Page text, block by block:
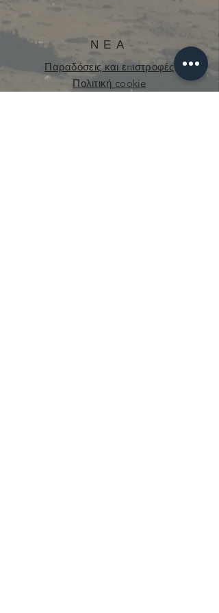
ΝΕΑ
Παραδόσεις και επιστροφές
Πολιτική cookie